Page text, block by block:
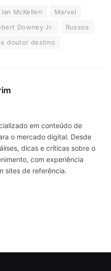
Ian McKellen
Marvel
Downey Jr.
Russos
doutor destino
em conteúdo de
o mercado digital. Desde
dicas e críticas sobre o
com experiência
sites de referência.